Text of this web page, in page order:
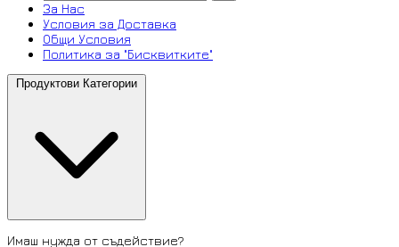
За Нас
Условия за Доставка
Общи Условия
Политика за "Бисквитките"
Продуктови Категории
Имаш нужда от съдействие?